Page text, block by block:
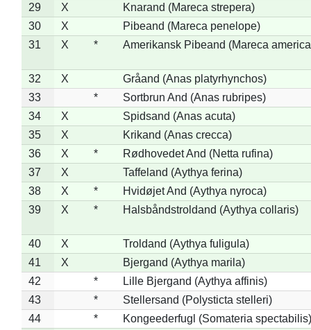
29
X
Knarand (Mareca strepera)
30
X
Pibeand (Mareca penelope)
31
X * Amerikansk Pibeand (Mareca
32 X
Gråand (Anas platyrhynchos)
33
*
Sortbrun And (Anas rubripes)
34
X
Spidsand (Anas acuta)
35
X
Krikand (Anas crecca)
36
X *
Rødhovedet And (Netta rufina)
37
X
Taffeland (Aythya ferina)
38
X *
Hvidøjet And (Aythya nyroca)
39
X * Halsbåndstroldand (Aythya collaris)
40 X
Troldand (Aythya fuligula)
41
X
Bjergand (Aythya marila)
42
*
Lille Bjergand (Aythya affinis)
43
*
Stellersand (Polysticta stelleri)
44
*
Kongeederfugl (Somateria spectabilis)